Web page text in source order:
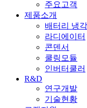
주요고객
제품소개
배터리 냉
라디에이터
콘덴서
쿨링모듈
인버터쿨러
R&D
연구개발
기술현황